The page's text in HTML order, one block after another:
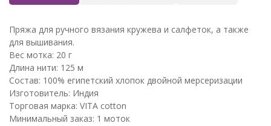
Пряжа для ручного вязания кружева и салфеток, а также
для вышивания.
Вес мотка: 20 г
Длина нити: 125 м
Состав: 100% египетский хлопок двойной мерсеризации
Изготовитель: Индия
Торговая марка: VITA cotton
Минимальный заказ: 1 моток